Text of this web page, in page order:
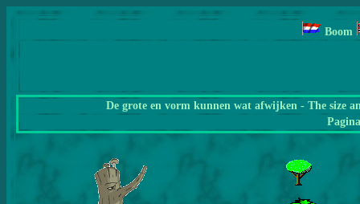
Boom
De grote en vorm kunnen wat afwijken - The size